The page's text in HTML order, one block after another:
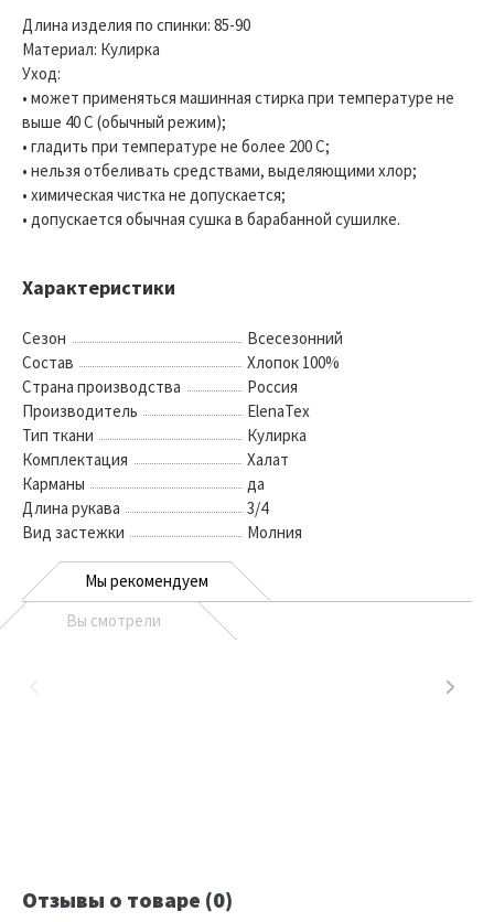
Длина изделия по спинки: 85-90
Материал: Кулирка
Уход:
• может применяться машинная стирка при температуре не
выше 40 С (обычный режим);
• гладить при температуре не более 200 С;
• нельзя отбеливать средствами, выделяющими хлор;
• химическая чистка не допускается;
• допускается обычная сушка в барабанной сушилке.
Характеристики
Сезон
Всесезонний
Состав
Хлопок 100%
Страна производства
Россия
Производитель
ElenaTex
Тип ткани
Кулирка
Комплектация
Халат
Карманы
да
Длина рукава
3/4
Вид застежки
Молния
Мы рекомендуем
Вы смотрели
Отзывы о товаре (0)